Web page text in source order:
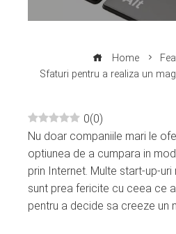
Home
Sfaturi pentru a realiza un
0(0)
Nu doar companiile mari le
optiunea de a cumpara in
prin Internet. Multe start-up-
sunt prea fericite cu ceea ce
pentru a decide sa creeze un